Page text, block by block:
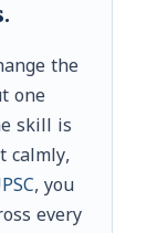
the
one
skill is
calmly,
, you
every